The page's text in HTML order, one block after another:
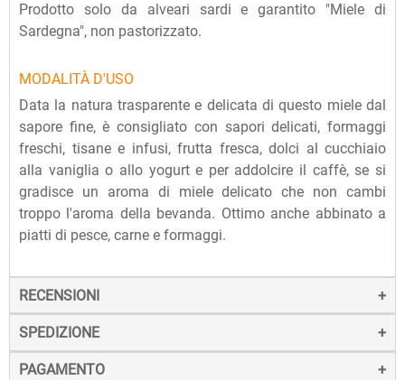
Prodotto solo da alveari sardi e garantito "Miele di
Sardegna", non pastorizzato.
MODALITÀ D'USO
Data la natura trasparente e delicata di questo miele dal
sapore fine, è consigliato con sapori delicati, formaggi
freschi, tisane e infusi, frutta fresca, dolci al cucchiaio
alla vaniglia o allo yogurt e per addolcire il caffè, se si
gradisce un aroma di miele delicato che non cambi
troppo l'aroma della bevanda. Ottimo anche abbinato a
piatti di pesce, carne e formaggi.
RECENSIONI
SPEDIZIONE
La spedizione dei prodotti avviene entro 24 ore dall'ordine
PAGAMENTO